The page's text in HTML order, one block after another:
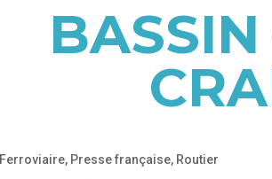
Ferroviaire, Presse française, Routier